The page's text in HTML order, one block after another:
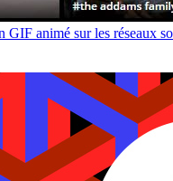
GIF animé sur les réseaux